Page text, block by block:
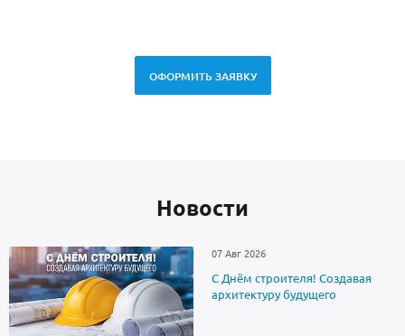
ОФОРМИТЬ ЗАЯВКУ
Новоcти
07 Авг 2026
С Днём строителя! Создавая
архитектуру будущего